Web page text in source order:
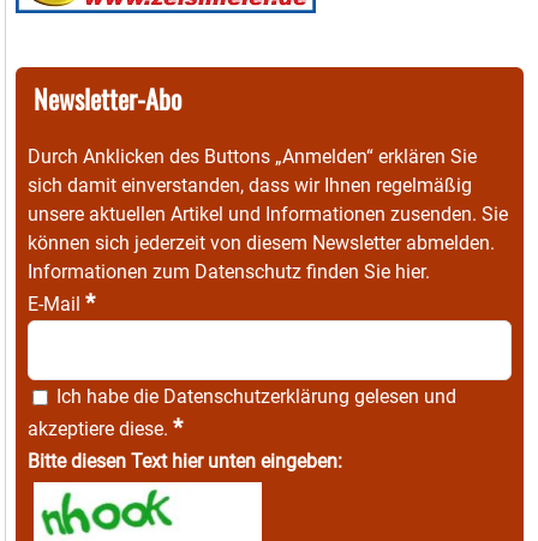
Newsletter-Abo
Durch Anklicken des Buttons „Anmelden“ erklären Sie
sich damit einverstanden, dass wir Ihnen regelmäßig
unsere aktuellen Artikel und Informationen zusenden. Sie
können sich jederzeit von diesem Newsletter abmelden.
Informationen zum Datenschutz finden Sie hier.
E-Mail *
Ich habe die Datenschutzerklärung gelesen und
akzeptiere diese. *
Bitte diesen Text hier unten eingeben: